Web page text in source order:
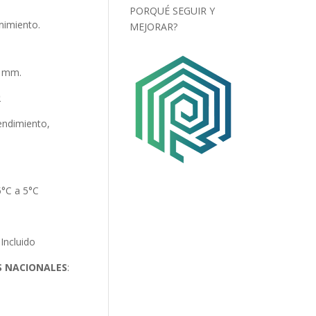
a 5°C
NACIONALES:
PORQUÉ SEGUIR Y
MEJORAR?